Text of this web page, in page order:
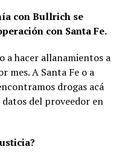
con Bullrich se
con Santa Fe.
a hacer allanamientos a
mes. A Santa Fe o a
drogas acá
del proveedor en